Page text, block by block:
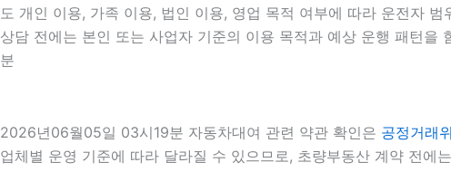
도 개인 이용, 가족 이용, 법인 이용, 영업 목적 여부에 따라 운전자
상담 전에는 본인 또는 사업자 기준의 이용 목적과 예상 운행 패턴
분
2026년06월05일 03시19분 자동차대여 관련 약관 확인은 공정거래
업체별 운영 기준에 따라 달라질 수 있으므로, 초량부동산 계약 전